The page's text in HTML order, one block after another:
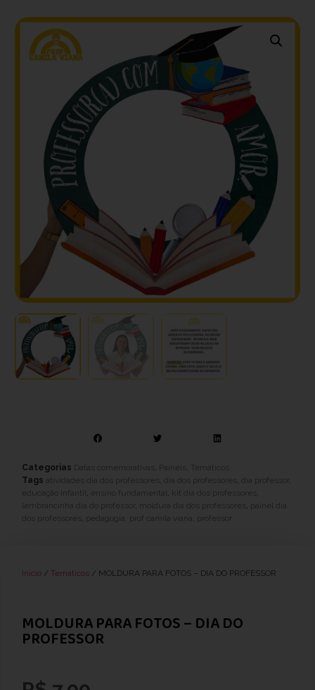
Categorias Datas comemorativas Painéis
Temáticos
Tags
atividades dia dos professores dia dos professores dia professor
educação infantil
ensino fundamental kit dia dos professores
lembrancinha dia do professor
moldura dia dos professores
painel dia
dos professores
pedagogia prof camila viana professor
Início / Temáticos / MOLDURA PARA FOTOS – DIA DO PROFESSOR
MOLDURA PARA FOTOS – DIA DO
PROFESSOR